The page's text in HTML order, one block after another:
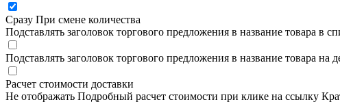
Сразу При смене количества
Подставлять заголовок торгового предложения в название товара в
Подставлять заголовок торгового предложения в название товара на
Расчет стоимости доставки
Не отображать Подробный расчет стоимости при клике на ссылку